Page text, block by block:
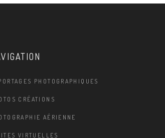
PHOTOGRAPHIQUES
CRÉATIONS
AÉRIENNE
VIRTUELLES